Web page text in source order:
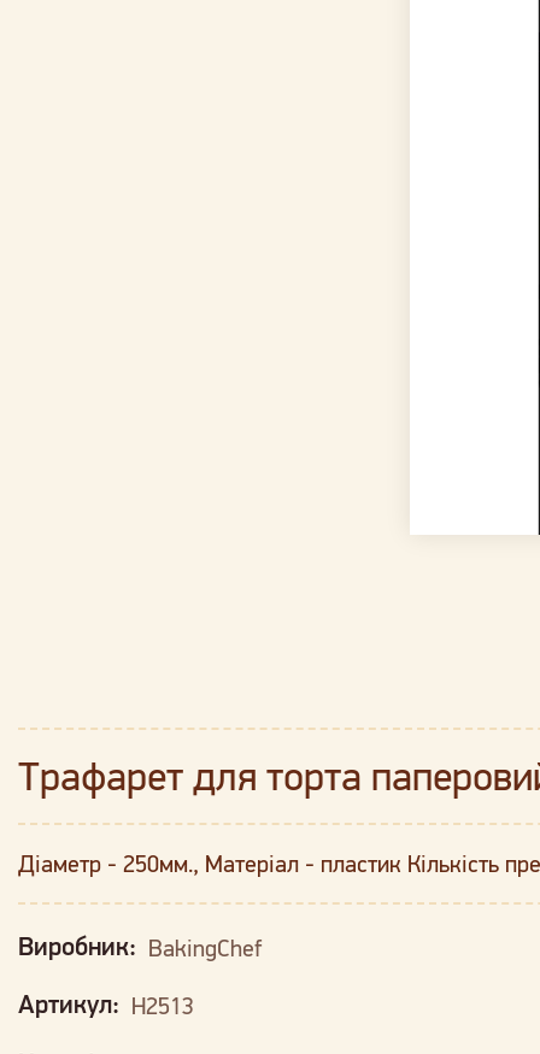
Трафарет для торта
Діаметр - 250мм., Матеріал - пластик Кількість
Виробник: BakingChef
Артикул: H2513